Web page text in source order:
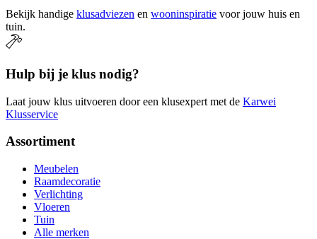
Bekijk handige klusadviezen en wooninspiratie voor jouw huis en
tuin.
Hulp bij je klus nodig?
Laat jouw klus uitvoeren door een klusexpert met de Karwei
Klusservice
Assortiment
Meubelen
Raamdecoratie
Verlichting
Vloeren
Tuin
Alle merken